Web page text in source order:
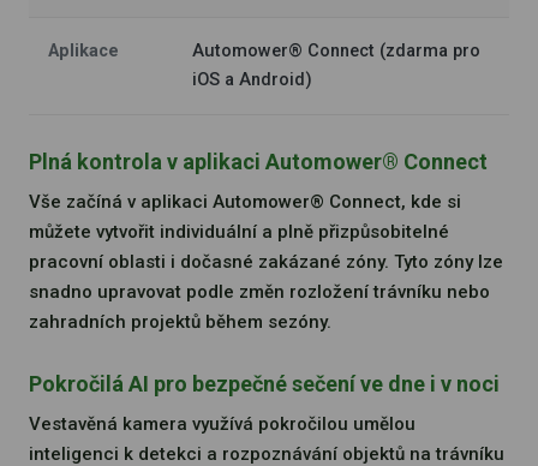
Aplikace
Automower® Connect (zdarma pro
iOS a Android)
Plná kontrola v aplikaci Automower® Connect
Vše začíná v aplikaci Automower® Connect, kde si
můžete vytvořit individuální a plně přizpůsobitelné
pracovní oblasti i dočasné zakázané zóny. Tyto zóny lze
snadno upravovat podle změn rozložení trávníku nebo
zahradních projektů během sezóny.
Pokročilá AI pro bezpečné sečení ve dne i v noci
Vestavěná kamera využívá pokročilou umělou
inteligenci k detekci a rozpoznávání objektů na trávníku